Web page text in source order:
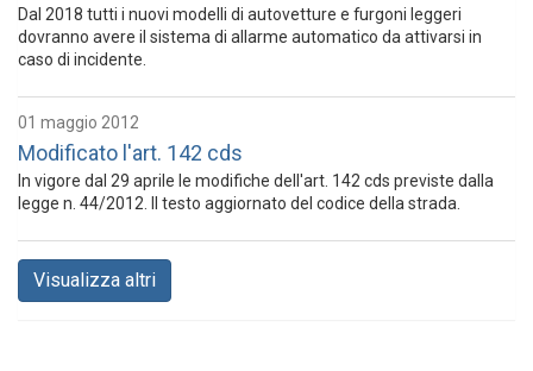
Dal 2018 tutti i nuovi modelli di autovetture e furgoni leggeri
dovranno avere il sistema di allarme automatico da attivarsi in
caso di incidente.
01 maggio 2012
Modificato l'art. 142 cds
In vigore dal 29 aprile le modifiche dell'art. 142 cds previste dalla
legge n. 44/2012. Il testo aggiornato del codice della strada.
Visualizza altri